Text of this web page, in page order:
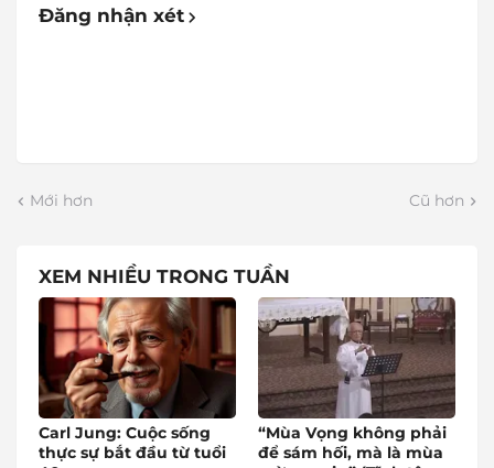
Đăng nhận xét
Mới hơn Cũ hơn
XEM NHIỀU TRONG TUẦN
Carl Jung: Cuộc sống
thực sự bắt đầu từ tuổi
“Mùa Vọng không phải
để sám hối, mà là mùa